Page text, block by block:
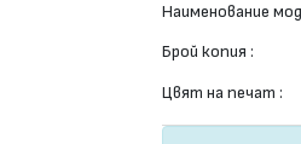
Наименование
Брой копия :
Цвят на печат :